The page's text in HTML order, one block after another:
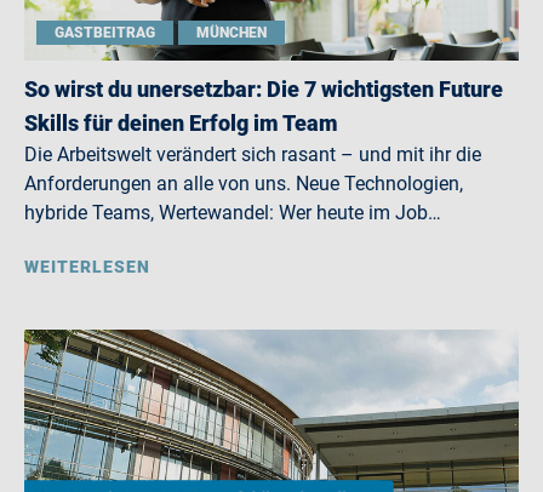
GASTBEITRAG MÜNCHEN
So wirst du unersetzbar: Die 7 wichtigsten Future
Skills für deinen Erfolg im Team
Die Arbeitswelt verändert sich rasant – und mit ihr die
Anforderungen an alle von uns. Neue Technologien,
hybride Teams, Wertewandel: Wer heute im Job…
WEITERLESEN